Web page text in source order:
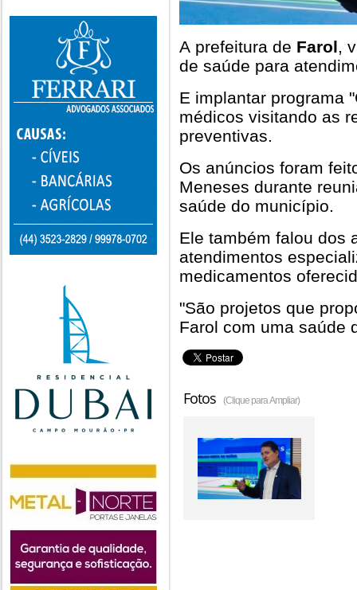
A prefeitura de Farol,
de saúde para
E implantar programa
médicos visitando as
preventivas.
Os anúncios foram
Meneses durante
saúde do município.
Ele também falou dos
atendimentos
medicamentos
"São projetos que
Farol com uma saúde
Fotos (Clique para Ampliar)